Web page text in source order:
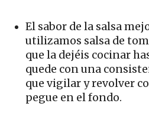
El sabor de la salsa
utilizamos salsa de
que la dejéis cocinar
quede con una
que vigilar y revolver
pegue en el fondo.